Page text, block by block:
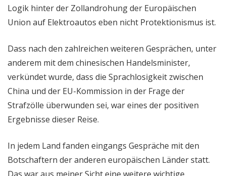
Logik hinter der Zollandrohung der Europäischen
Union auf Elektroautos eben nicht Protektionismus ist.
Dass nach den zahlreichen weiteren Gesprächen, unter
anderem mit dem chinesischen Handelsminister,
verkündet wurde, dass die Sprachlosigkeit zwischen
China und der EU-Kommission in der Frage der
Strafzölle überwunden sei, war eines der positiven
Ergebnisse dieser Reise.
In jedem Land fanden eingangs Gespräche mit den
Botschaftern der anderen europäischen Länder statt.